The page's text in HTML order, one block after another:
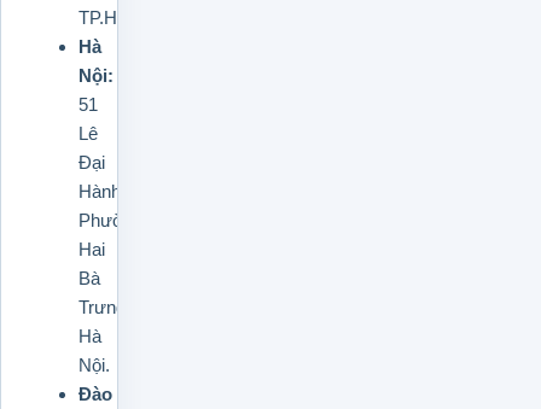
TP.HCM.
Hà
Nội:
51
Lê
Đại
Hành,
Phường
Hai
Bà
Trưng,
Hà
Nội.
Đào